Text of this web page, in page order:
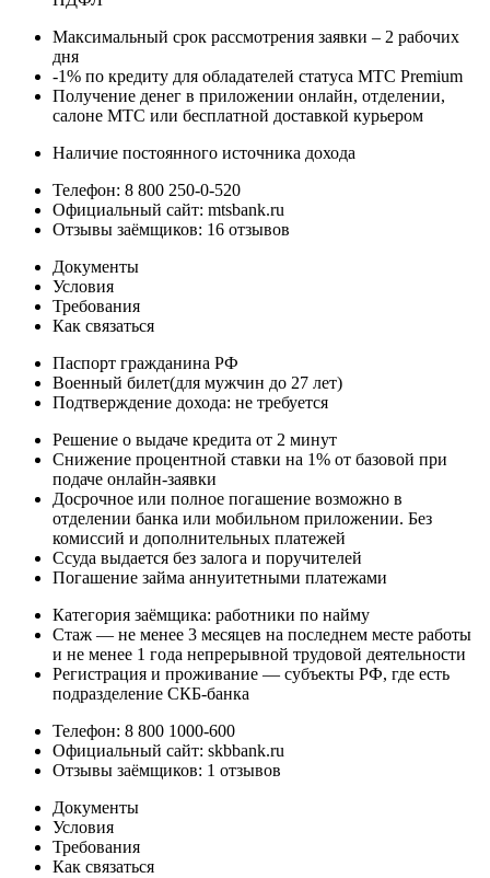
Максимальный срок рассмотрения заявки – 2 рабочих
дня
-1% по кредиту для обладателей статуса МТС Premium
Получение денег в приложении онлайн, отделении,
салоне МТС или бесплатной доставкой курьером
Наличие постоянного источника дохода
Телефон: 8 800 250-0-520
Официальный сайт: mtsbank.ru
Отзывы заёмщиков: 16 отзывов
Документы
Условия
Требования
Как связаться
Паспорт гражданина РФ
Военный билет(для мужчин до 27 лет)
Подтверждение дохода: не требуется
Решение о выдаче кредита от 2 минут
Снижение процентной ставки на 1% от базовой при
подаче онлайн-заявки
Досрочное или полное погашение возможно в
отделении банка или мобильном приложении. Без
комиссий и дополнительных платежей
Ссуда выдается без залога и поручителей
Погашение займа аннуитетными платежами
Категория заёмщика: работники по найму
Стаж — не менее 3 месяцев на последнем месте работы
и не менее 1 года непрерывной трудовой деятельности
Регистрация и проживание — субъекты РФ, где есть
подразделение СКБ-банка
Телефон: 8 800 1000-600
Официальный сайт: skbbank.ru
Отзывы заёмщиков: 1 отзывов
Документы
Условия
Требования
Как связаться